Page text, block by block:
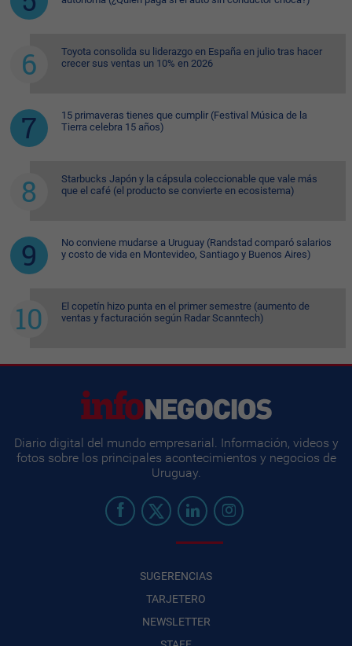
Toyota consolida su liderazgo en España en julio tras hacer
crecer sus ventas un 10% en 2026
15 primaveras tienes que cumplir (Festival Música de la
Tierra celebra 15 años)
Starbucks Japón y la cápsula coleccionable que vale más
que el café (el producto se convierte en ecosistema)
No conviene mudarse a Uruguay (Randstad comparó salarios
y costo de vida en Montevideo, Santiago y Buenos Aires)
El copetín hizo punta en el primer semestre (aumento de
ventas y facturación según Radar Scanntech)
Diario digital del mundo empresarial. Información, videos y
fotos sobre los principales acontecimientos y negocios de
Uruguay.
SUGERENCIAS
TARJETERO
NEWSLETTER